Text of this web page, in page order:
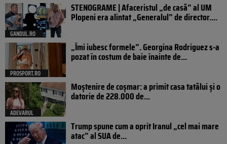
GANDUL.RO
STENOGRAME | Afaceristul „de casă” al UM
Plopeni era alintat „Generalul” de director....
PROSPORT.RO
„Îmi iubesc formele”. Georgina Rodriguez s-a
pozat în costum de baie înainte de...
ADEVARUL
Moștenire de coșmar: a primit casa tatălui și o
datorie de 228.000 de...
Trump spune cum a oprit Iranul „cel mai mare
atac” al SUA de...